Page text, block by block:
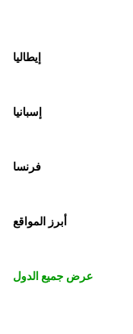
إيطاليا
إسبانيا
فرنسا
أبرز المواقع
عرض جميع الدول